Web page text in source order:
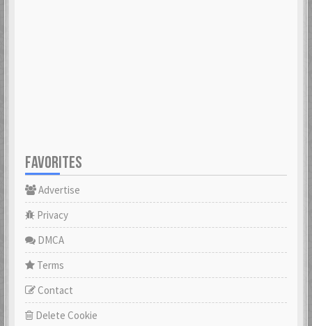
FAVORITES
Advertise
Privacy
DMCA
Terms
Contact
Delete Cookie